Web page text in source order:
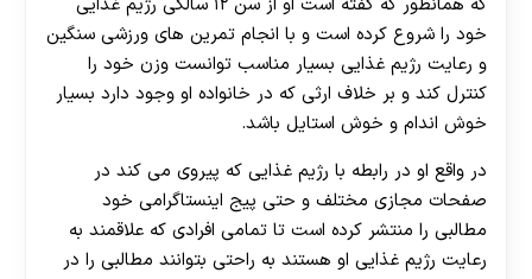
که همانطور که گفته است او از سن ۱۲ سالگی رژیم غذایی
خود را شروع کرده است و با انجام تمرین های ورزشی سنگین
و رعایت رژیم غذایی بسیار مناسب توانست وزن خود را
کنترل کند و بر خلاف ارثی که در خانواده او وجود دارد بسیار
خوش اندام و خوش استایل باشد.
در واقع او در رابطه با رژیم غذایی که پیروی می کند در
صفحات مجازی مختلف و حتی پیج اینستاگرامی خود
مطالبی را منتشر کرده است تا تمامی افرادی که علاقمند به
رعایت رژیم غذایی او هستند به راحتی بتوانند مطالبی را در